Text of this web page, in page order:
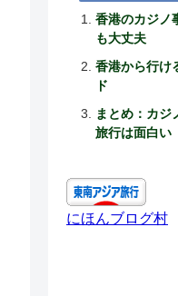
香港のカジノ
も大丈夫
香港から行け
ド
まとめ：カジ
旅行は面白い
にほんブログ村